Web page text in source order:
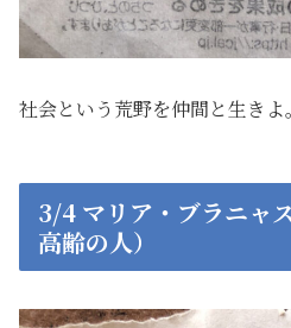
社会という荒野を仲間と生きよ。
3/4 マリア・ブラニャ
高齢の人）